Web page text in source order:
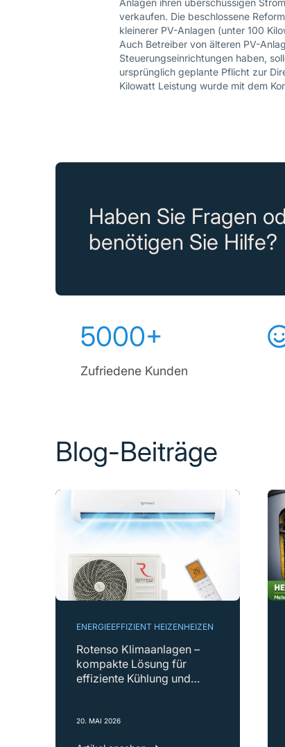
Anlagen ihren überschüssigen
verkaufen. Die beschlossene
kleinerer PV-Anlagen (unter 100
Auch Betreiber von älteren PV-
Steuerungseinrichtungen haben,
ursprünglich geplante Pflicht zur
Kilowatt Leistung wurde mit dem
Haben Sie Fragen
benötigen Sie Hilfe?
5000+
Zufriedene Kunden
Blog-Beiträge
ENERGIEEFFIZIENT HEIZENHEIZEN
Rotenso Klimaanlagen –
kompakte Lösung für
effiziente Kühlung und
20. MAI 2026